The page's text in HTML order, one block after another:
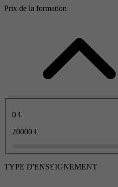
Prix de la formation
0 €
20000 €
TYPE D'ENSEIGNEMENT